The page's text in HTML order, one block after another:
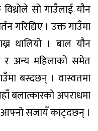
सो गाउँलाई यौन
गरिद्यिए । उक्त गाउँमा
थालियो । बाल यौन
र अन्य महिलाको समेत
बस्दछन् । वास्वतमा
बलात्कारको अपराधमा
सजायँ काट्दछन् ।